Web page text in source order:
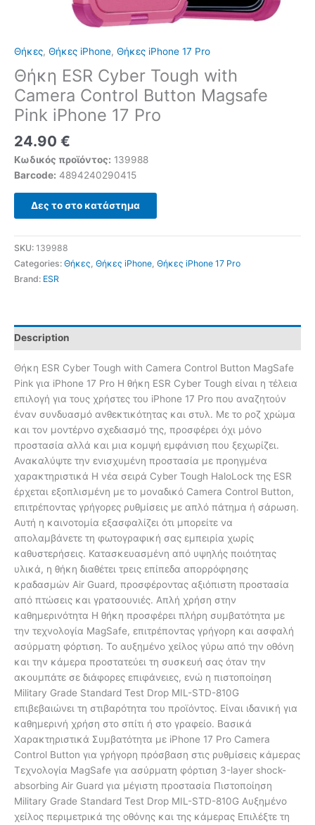
Θήκες, Θήκες iPhone, Θήκες iPhone 17 Pro
Θήκη ESR Cyber Tough with
Camera Control Button Magsafe
Pink iPhone 17 Pro
24.90 €
Κωδικός προϊόντος: 139988
Barcode: 4894240290415
Δες το στο κατάστημα
SKU: 139988
Categories: Θήκες Θήκες iPhone Θήκες iPhone 17 Pro
Brand: ESR
Description
Θήκη ESR Cyber Tough with Camera Control Button MagSafe
Pink για iPhone 17 Pro Η θήκη ESR Cyber Tough είναι η τέλεια
επιλογή για τους χρήστες του iPhone 17 Pro που αναζητούν
έναν συνδυασμό ανθεκτικότητας και στυλ. Με το ροζ χρώμα
και τον μοντέρνο σχεδιασμό της, προσφέρει όχι μόνο
προστασία αλλά και μια κομψή εμφάνιση που ξεχωρίζει.
Ανακαλύψτε την ενισχυμένη προστασία με προηγμένα
χαρακτηριστικά Η νέα σειρά Cyber Tough HaloLock της ESR
έρχεται εξοπλισμένη με το μοναδικό Camera Control Button,
επιτρέποντας γρήγορες ρυθμίσεις με απλό πάτημα ή σάρωση.
Αυτή η καινοτομία εξασφαλίζει ότι μπορείτε να
απολαμβάνετε τη φωτογραφική σας εμπειρία χωρίς
καθυστερήσεις. Κατασκευασμένη από υψηλής ποιότητας
υλικά, η θήκη διαθέτει τρεις επίπεδα απορρόφησης
κραδασμών Air Guard, προσφέροντας αξιόπιστη προστασία
από πτώσεις και γρατσουνιές. Απλή χρήση στην
καθημερινότητα Η θήκη προσφέρει πλήρη συμβατότητα με
την τεχνολογία MagSafe, επιτρέποντας γρήγορη και ασφαλή
ασύρματη φόρτιση. Το αυξημένο χείλος γύρω από την οθόνη
και την κάμερα προστατεύει τη συσκευή σας όταν την
ακουμπάτε σε διάφορες επιφάνειες, ενώ η πιστοποίηση
Military Grade Standard Test Drop MIL-STD-810G
επιβεβαιώνει τη στιβαρότητα του προϊόντος. Είναι ιδανική για
καθημερινή χρήση στο σπίτι ή στο γραφείο. Βασικά
Χαρακτηριστικά Συμβατότητα με iPhone 17 Pro Camera
Control Button για γρήγορη πρόσβαση στις ρυθμίσεις κάμερας
Τεχνολογία MagSafe για ασύρματη φόρτιση 3-layer shock-
absorbing Air Guard για μέγιστη προστασία Πιστοποίηση
Military Grade Standard Test Drop MIL-STD-810G Αυξημένο
χείλος περιμετρικά της οθόνης και της κάμερας Επιλέξτε τη